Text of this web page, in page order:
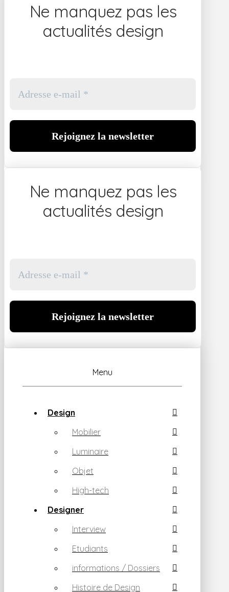
Ne manquez pas les
actualités design
Ne manquez pas les
actualités design
Menu
Design
Mobilier
Luminaire
Objet
High-tech
Designer
Interview
Etudiants
informations / Dossiers
Histoire de Design